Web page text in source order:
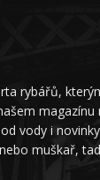
rybářů,
vody i
muškař,